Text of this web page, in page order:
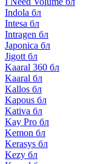
Indola бл
Intesa бл
Intragen бл
Japonica бл
Jigott бл
Kaaral 360 бл
Kaaral бл
Kallos бл
Kapous бл
Kativa бл
Kay Pro бл
Kemon бл
Kerasys бл
Kezy бл